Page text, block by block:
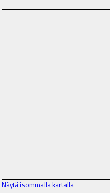
Näytä isommalla kartalla